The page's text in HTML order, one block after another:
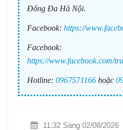
Đống Đa Hà Nội.
Facebook: https://
Facebook:
https://www.facebook.com/
Hotline: 0967571166 hoặc
11:32 Sáng 02/08/2026